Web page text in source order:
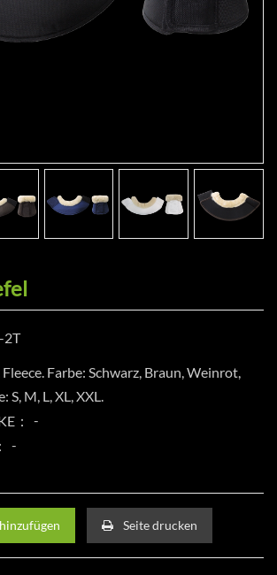
2T
Farbe: Schwarz, Braun, Weinrot,
M, L, XL, XXL.
：
Seite drucken